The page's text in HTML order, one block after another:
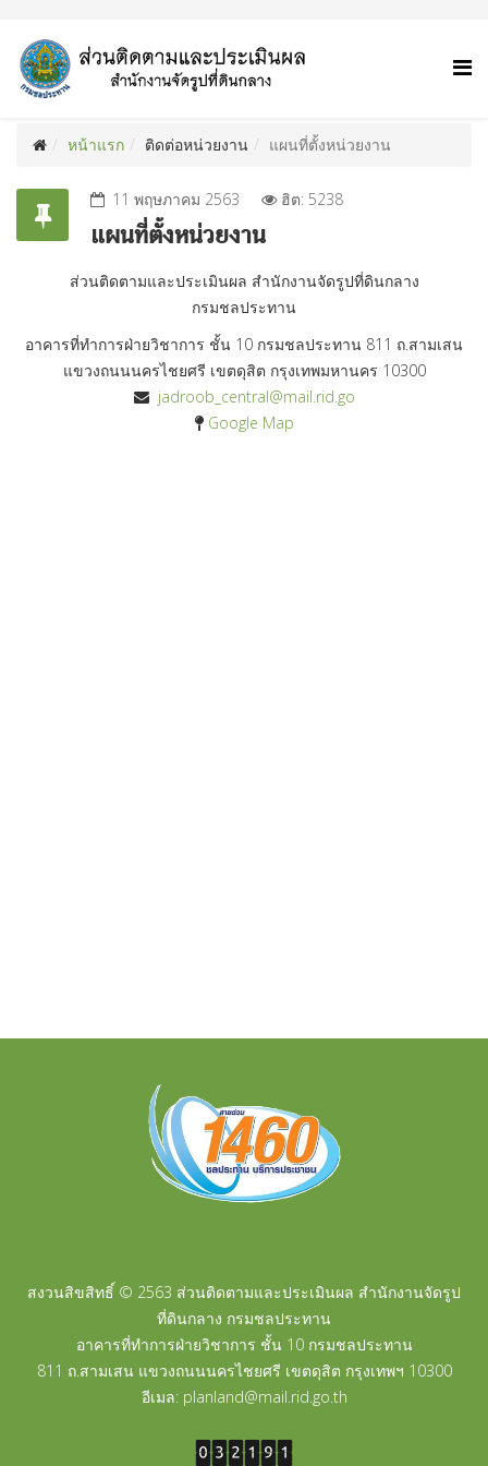
หน้าแรก ติดต่อหน่วยงาน แผนที่ตั้งหน่วยงาน
11 พฤษภาคม 2563 ฮิต: 5238
แผนที่ตั้งหน่วยงาน
ส่วนติดตามและประเมินผล สำนักงานจัดรูปที่ดินกลาง
กรมชลประทาน
อาคารที่ทำการฝ่ายวิชาการ ชั้น 10 กรมชลประทาน 811 ถ.สามเสน
แขวงถนนนครไชยศรี เขตดุสิต กรุงเทพมหานคร 10300
jadroob_central@mail.rid.go
Google Map
สงวนสิขสิทธิ์ © 2563 ส่วนติดตามและประเมินผล สำนักงานจัดรูป
ที่ดินกลาง กรมชลประทาน
อาคารที่ทำการฝ่ายวิชาการ ชั้น 10 กรมชลประทาน
811 ถ.สามเสน แขวงถนนนครไชยศรี เขตดุสิต กรุงเทพฯ 10300
อีเมล: planland@mail.rid.go.th